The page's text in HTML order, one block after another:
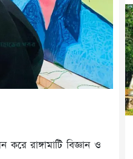
রাঙ্গামাটি বিজ্ঞান ও